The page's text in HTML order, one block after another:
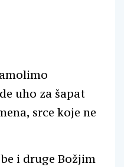
uho za šapat
srce koje ne
i druge Božjim